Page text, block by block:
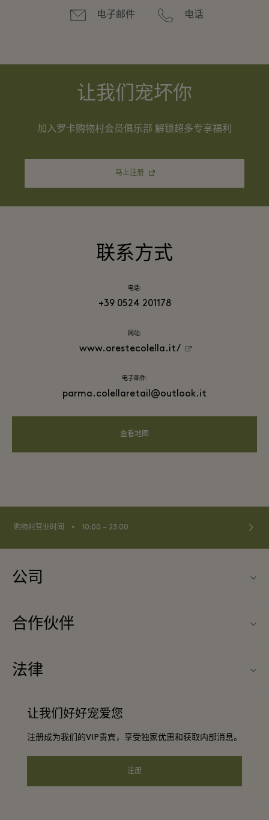
电子邮件 电话
让我们宠坏你
加入罗卡购物村会员俱乐部 解锁超多专享福利
马上注册
联系方式
电话:
+39 0524 201178
网站:
www.orestecolella.it/
电子邮件:
parma.colellaretail@outlook.it
查看地图
购物村营业时间 ⬩ 10:00 – 23:00
公司
常见问题
联系我们
工作机会
合作伙伴
成为合作伙伴
酒店及景点合作伙伴
Corporate Programme
法律
会员条款与条件
让我们好好宠爱您
注册成为我们的VIP贵宾，享受独家优惠和获取内部消息。
注册